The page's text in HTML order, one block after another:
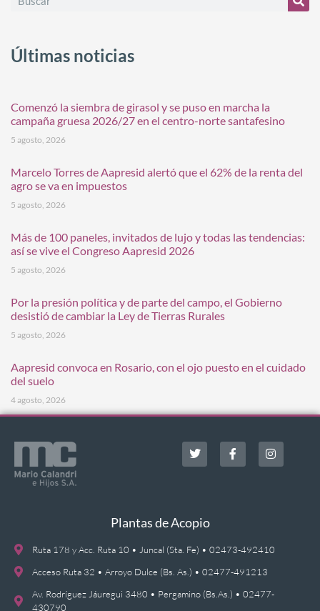
Últimas noticias
Comenzó la siembra de girasol y se puso en marcha la
campaña gruesa 2026/27 en el centro-norte santafesino
5 agosto, 2026
Marcelo Torres de Aapresid alertó que el 62% de la renta del
agro se va en impuestos
5 agosto, 2026
Más de 100 paneles, invitados de lujo y todas las tendencias:
así se vive el Congreso Aapresid 2026
5 agosto, 2026
Por la presión política y de parte del campo, el Gobierno
desistió de cambiar la Ley de Tierras Rurales
5 agosto, 2026
Aapresid convoca en Rosario, con el ojo puesto en el cuidado
del suelo
4 agosto, 2026
Plantas de Acopio
Ruta 178 y Acc. Ruta 10 • Juncal (Sta. Fe) • 02473-492410
Acceso Ruta 32 • Arroyo Dulce (Bs. As.) • 02477-491213
Av. Rodríguez Jáuregui 3480 • Pergamino (Bs.As.) • 02477-
430790